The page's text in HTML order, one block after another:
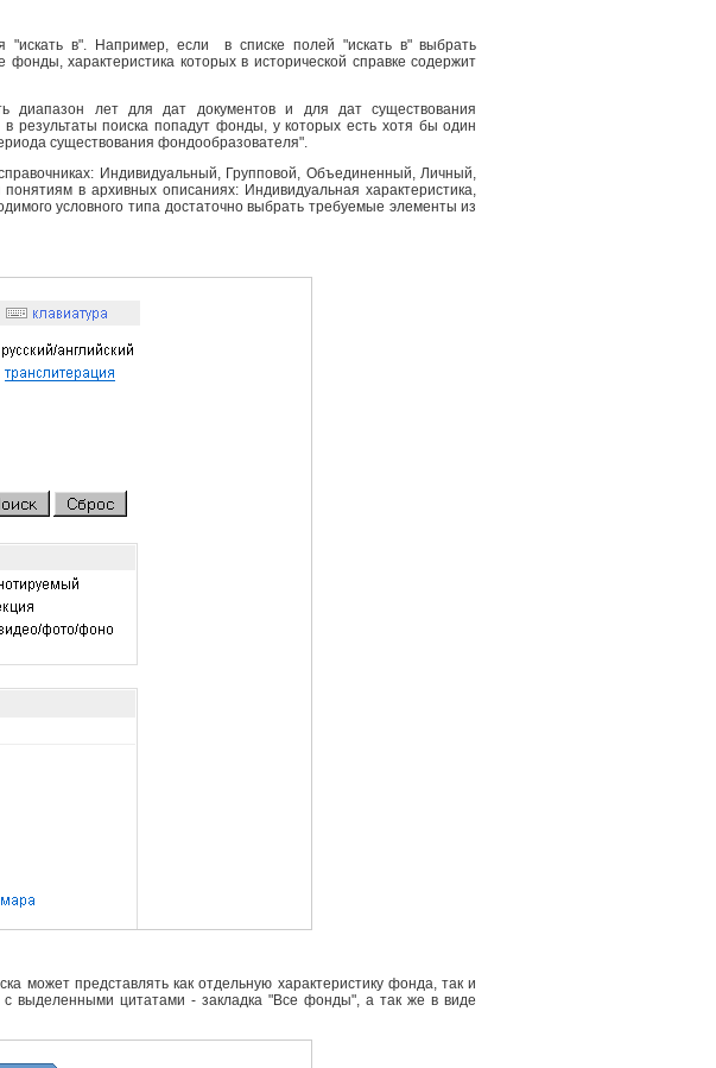
"искать в". Например, если в списке полей "искать в" выбрать
фонды, характеристика которых в исторической справке содержит
диапазон лет для дат документов и для дат существования
результаты поиска попадут фонды, у которых есть хотя бы один
существования фондообразователя".
Индивидуальный, Групповой, Объединенный, Личный,
в архивных описаниях: Индивидуальная характеристика,
условного типа достаточно выбрать требуемые элементы из
может представлять как отдельную характеристику фонда, так и
с выделенными цитатами - закладка "Все фонды", а так же в виде